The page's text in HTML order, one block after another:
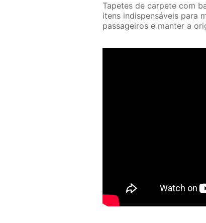
Tapetes de carpete com
itens indispensáveis para
passageiros e manter a